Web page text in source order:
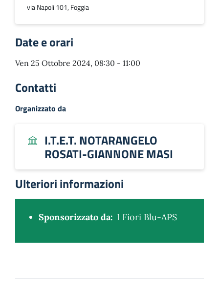
via Napoli 101, Foggia
Date e orari
Ven 25 Ottobre 2024, 08:30 - 11:00
Contatti
Organizzato da
I.T.E.T. NOTARANGELO
ROSATI-GIANNONE MASI
Ulteriori informazioni
Sponsorizzato da: I Fiori Blu-APS